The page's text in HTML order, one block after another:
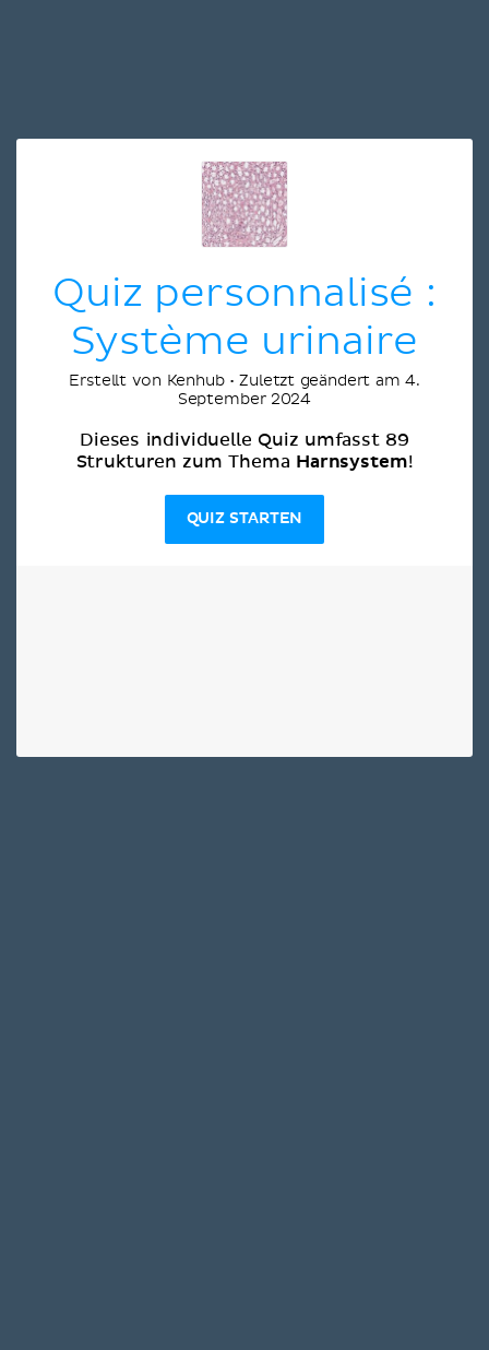
Quiz personnalisé :
Système urinaire
Erstellt von Kenhub • Zuletzt geändert am 4.
September 2024
Dieses individuelle Quiz umfasst 89
Strukturen zum Thema Harnsystem!
QUIZ STARTEN